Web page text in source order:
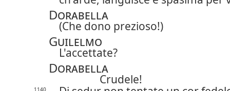
Dorabella
(Che dono prezioso!)
Guilelmo
L'accettate?
Dorabella
Crudele!